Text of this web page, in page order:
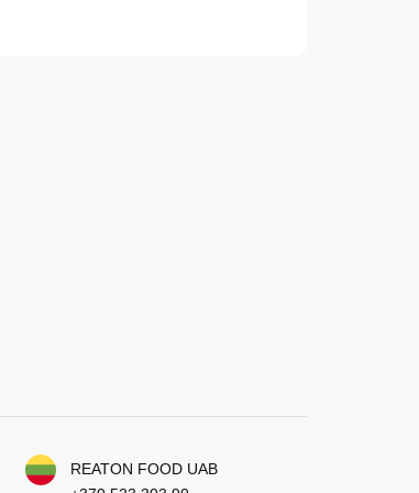
REATON FOOD UAB